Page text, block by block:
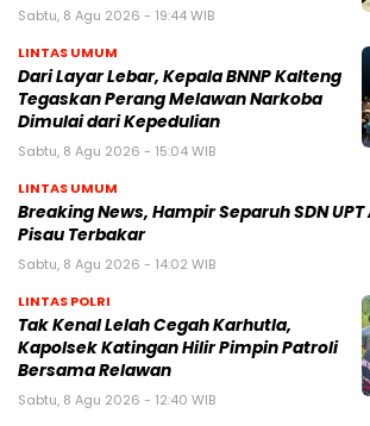
Sabtu, 8 Agu 2026 - 19:44 WIB
LINTAS UMUM
Dari Layar Lebar, Kepala BNNP Kalteng
Tegaskan Perang Melawan Narkoba
Dimulai dari Kepedulian
Sabtu, 8 Agu 2026 - 15:04 WIB
LINTAS UMUM
Breaking News, Hampir Separuh SDN
Pisau Terbakar
Sabtu, 8 Agu 2026 - 14:02 WIB
LINTAS POLRI
Tak Kenal Lelah Cegah Karhutla,
Kapolsek Katingan Hilir Pimpin Patroli
Bersama Relawan
Sabtu, 8 Agu 2026 - 12:40 WIB